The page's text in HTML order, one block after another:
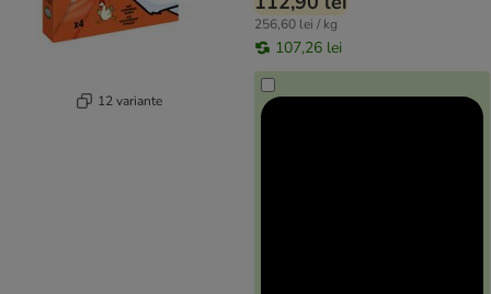
12 variante
256,60 lei / kg
107,26 lei